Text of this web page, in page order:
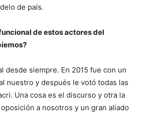
de país.
de estos actores del
desde siempre. En 2015 fue con un
nuestro y después le votó todas las
Una cosa es el discurso y otra la
a nosotros y un gran aliado